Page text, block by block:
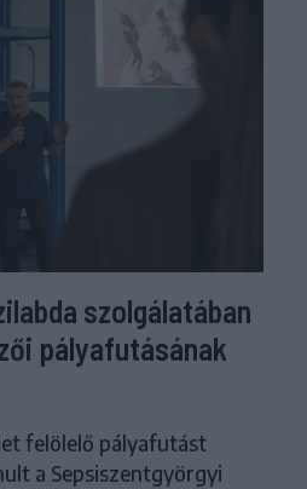
szolgálatában
pályafutásának
felölelő pályafutást
a Sepsiszentgyörgyi